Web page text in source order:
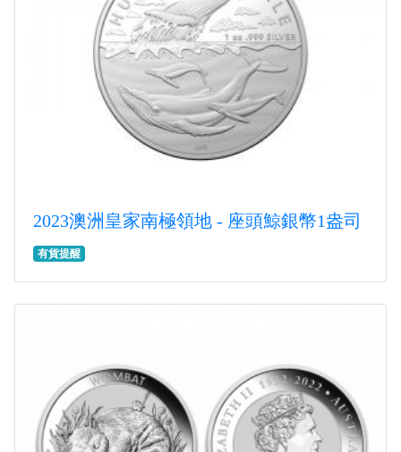
2023澳洲皇家南極領地 - 座頭鯨銀幣1盎司
有貨提醒